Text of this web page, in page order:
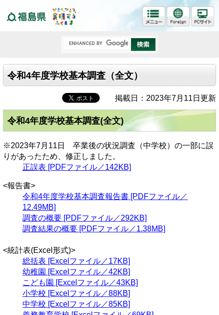
令和4年度学校基本調査（全文）
掲載日：2023年7月11日更新
令和4年度学校基本調査(全文)
※2023年7月11日 卒業後の状況調査（中学校）の一部に誤
りがあったため、修正しました。
正誤表 [PDFファイル／142KB]
<報告書>
令和4年度学校基本調査報告書 [PDFファイル／
12.49MB]
調査の概要 [PDFファイル／292KB]
調査結果の概要 [PDFファイル／1.38MB]
<統計表(Excel形式)>
総括表 [Excelファイル／17KB]
幼稚園 [Excelファイル／42KB]
こども園 [Excelファイル／43KB]
小学校 [Excelファイル／88KB]
中学校 [Excelファイル／85KB]